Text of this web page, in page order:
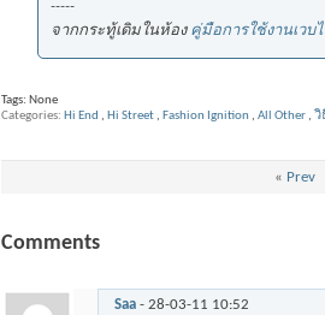
-----
จากกระทู้เดิมในห้องคู่มือการใช้งานเวบ
Tags: None
Categories Hi End , Hi Street, Fashion Ignition , All Other, วิ
« Prev
Comments
Saa- 28-03-11 10:52